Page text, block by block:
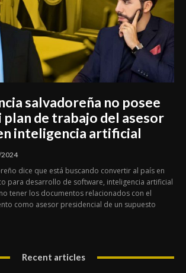
salvadoreña no posee
de trabajo del asesor
inteligencia artificial
dice que está buscando convertir al país en
para desarrollo de software, inteligencia artificial
tener los documentos relacionados con el
como asesor presidencial de un supuesto
Recent articles